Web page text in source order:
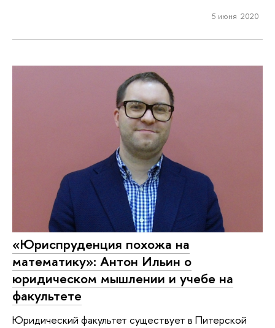
5 июня 2020
«Юриспруденция похожа на
математику»: Антон Ильин о
юридическом мышлении и учебе на
факультете
Юридический факультет существует в Питерской